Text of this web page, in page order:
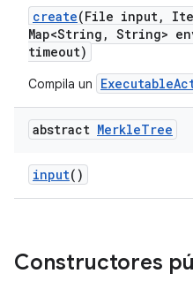
create(File input,
Map<String , String>
timeout)
Compila un
abstract MerkleTree
input()
Constructores